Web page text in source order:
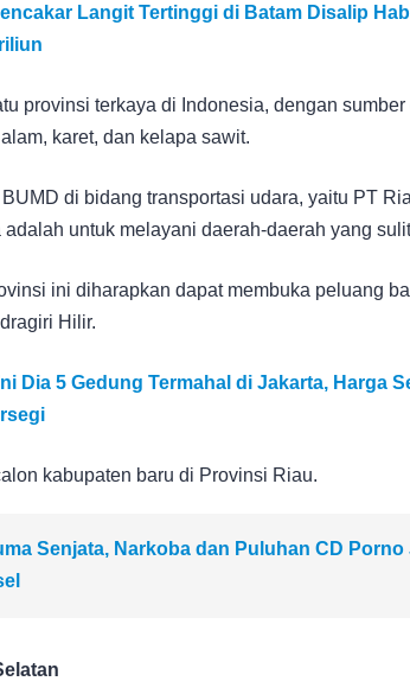
Langit Tertinggi di Batam Disalip
provinsi terkaya di Indonesia, dengan
karet, dan kelapa sawit.
di bidang transportasi udara, yaitu PT
untuk melayani daerah-daerah yang
ini diharapkan dapat membuka peluang
Hilir.
Dia 5 Gedung Termahal di Jakarta, Harga
kabupaten baru di Provinsi Riau.
Senjata, Narkoba dan Puluhan CD